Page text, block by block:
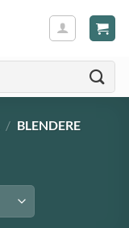
/ BLENDERE